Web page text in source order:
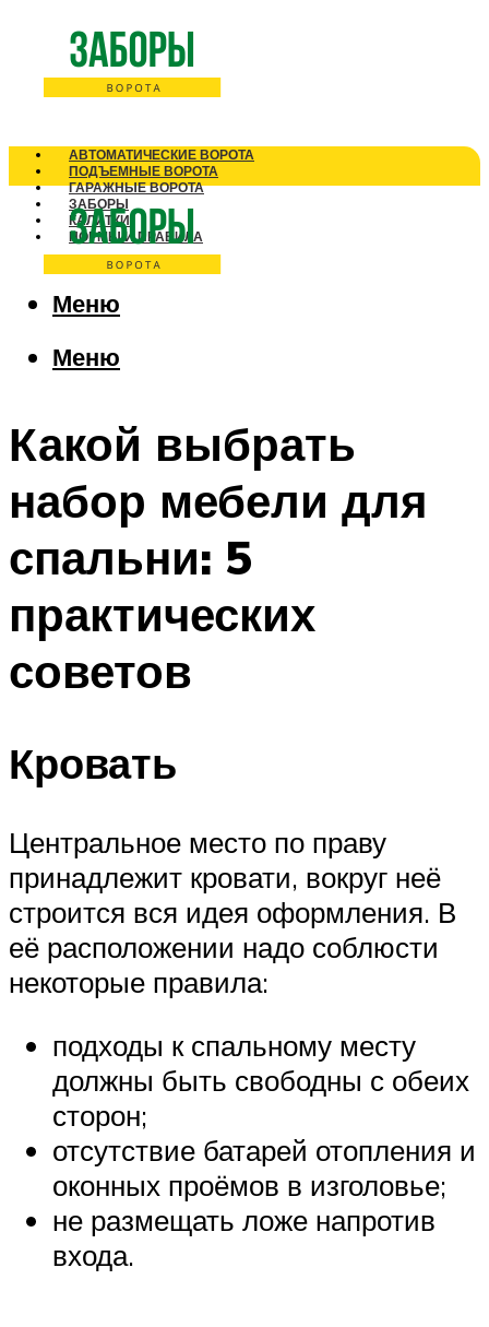
АВТОМАТИЧЕСКИЕ ВОРОТА
ПОДЪЕМНЫЕ ВОРОТА
ГАРАЖНЫЕ ВОРОТА
ЗАБОРЫ
КАЛИТКИ
НОРМЫ И ПРАВИЛА
Меню
Меню
Какой выбрать
набор мебели для
спальни: 5
практических
советов
Кровать
Центральное место по праву
принадлежит кровати, вокруг неё
строится вся идея оформления. В
её расположении надо соблюсти
некоторые правила:
подходы к спальному месту
должны быть свободны с обеих
сторон;
отсутствие батарей отопления и
оконных проёмов в изголовье;
не размещать ложе напротив
входа.